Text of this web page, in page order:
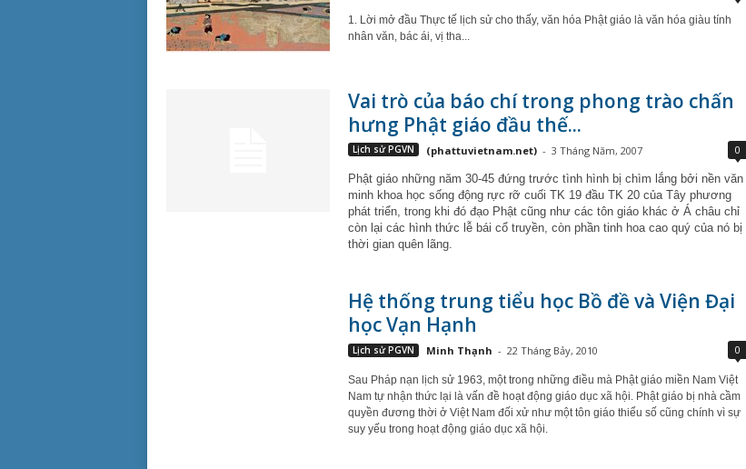
1. Lời mở đầu Thực tế lịch sử cho thấy, văn hóa Phật giáo là văn hóa giàu tính
nhân văn, bác ái, vị tha...
Vai trò của báo chí trong phong trào chấn
hưng Phật giáo đầu thế...
Lịch sử PGVN (phattuvietnam.net) - 3 Tháng Năm, 2007 0
Phật giáo những năm 30-45 đứng trước tình hình bị chìm lắng bởi nền văn
minh khoa học sống động rực rỡ cuối TK 19 đầu TK 20 của Tây phương
phát triển, trong khi đó đạo Phật cũng như các tôn giáo khác ở Á châu chỉ
còn lại các hình thức lễ bái cổ truyền, còn phần tinh hoa cao quý của nó bị
thời gian quên lãng.
Hệ thống trung tiểu học Bồ đề và Viện Đại
học Vạn Hạnh
Lịch sử PGVN Minh Thạnh - 22 Tháng Bảy, 2010 0
Sau Pháp nạn lịch sử 1963, một trong những điều mà Phật giáo miền Nam Việt
Nam tự nhận thức lại là vấn đề hoạt động giáo dục xã hội. Phật giáo bị nhà cầm
quyền đương thời ở Việt Nam đối xử như một tôn giáo thiểu số cũng chính vì sự
suy yếu trong hoạt động giáo dục xã hội.